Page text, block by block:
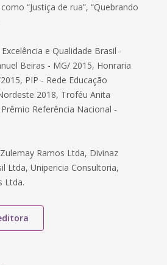
“Justiça de rua”, “Quebrando
e Qualidade Brasil -
Beiras - MG/ 2015, Honraria
PIP - Rede Educação
2018, Troféu Anita
Referência Nacional -
Ramos Ltda, Divinaz
Ltda, Unipericia Consultoria,
Ltda.